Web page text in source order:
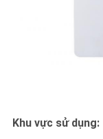
Khu vực sử dụng: